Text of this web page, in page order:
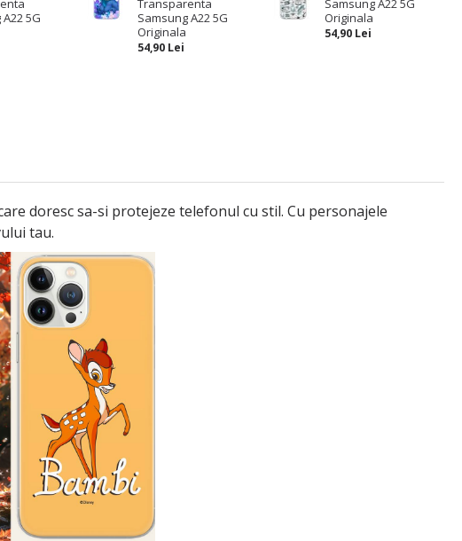
5G
Transparenta
Samsung A22 5G
Originala
54,90 Lei
Samsung A22 5G
Originala
54,90 Lei
doresc sa-si protejeze telefonul cu stil. Cu personajele
tau.